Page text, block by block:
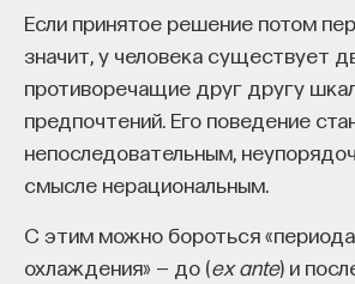
Если принятое решение потом
значит, у человека существует
противоречащие друг другу
предпочтений. Его поведение
непоследовательным,
смысле нерациональным.
С этим можно бороться
охлаждения» — до (ex ante) и